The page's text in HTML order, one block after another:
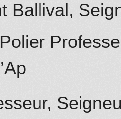
Ballival,